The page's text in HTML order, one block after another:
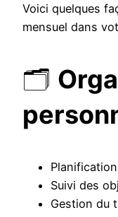
Voici quelques
mensuel dans
🗂️
Suivi des
Gestion du